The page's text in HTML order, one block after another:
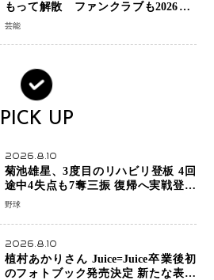
もって解散 ファンクラブも2026年5
月末で活動終了
芸能
PICK UP
2026.8.10
菊池雄星、3度目のリハビリ登板 4回
途中4失点も7奪三振 復帰へ実戦登板
を重ねる
野球
2026.8.10
植村あかりさん Juice=Juice卒業後初
のフォトブック発売決定 新たな表現